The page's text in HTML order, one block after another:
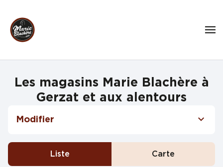
Les magasins Marie Blachère à
Gerzat et aux alentours
Modifier
Liste Carte